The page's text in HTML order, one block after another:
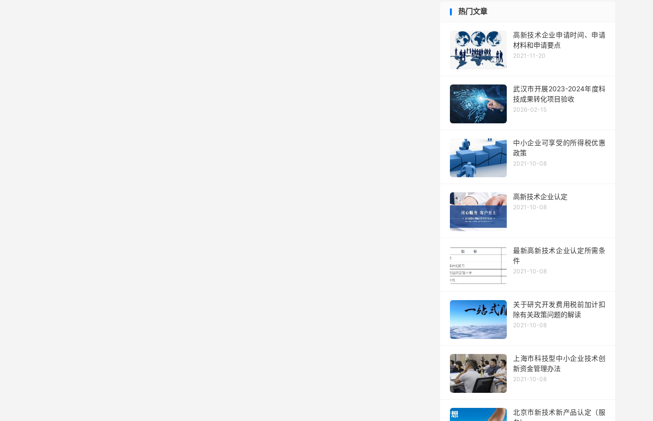
热门文章
高新技术企业申请时间、申请
材料和申请要点
2021-11-20
武汉市开展2023-2024年度科
技成果转化项目验收
2026-02-15
中小企业可享受的所得税优惠
政策
2021-10-08
高新技术企业认定
2021-10-08
最新高新技术企业认定所需条
件
2021-10-08
关于研究开发费用税前加计扣
除有关政策问题的解读
2021-10-08
上海市科技型中小企业技术创
新资金管理办法
2021-10-08
北京市新技术新产品认定（服